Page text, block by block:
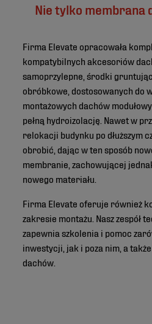
Nie tylko membrana
Firma Elevate opracowała
kompatybilnych akcesoriów
samoprzylepne, środki
obróbkowe, dostosowanych do
montażowych dachów
pełną hydroizolację. Nawet w
relokacji budynku po dłuższym
obrobić, dając w ten sposób
membranie, zachowującej
nowego materiału.
Firma Elevate oferuje również
zakresie montażu. Nasz zespół
zapewnia szkolenia i pomoc
inwestycji, jak i poza nim, a
dachów.